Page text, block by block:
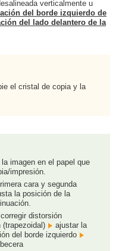
verticalmente u
del borde izquierdo de
del lado delantero de la
el cristal de copia y la
imagen en el papel que
impresión.
cara y segunda
la posición de la
corregir distorsión
(trapezoidal)
ajustar la
del borde izquierdo